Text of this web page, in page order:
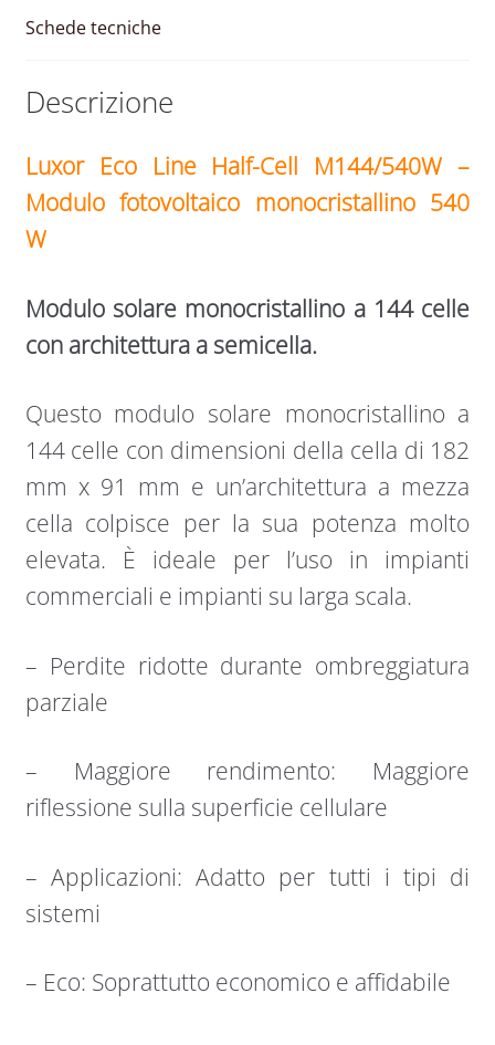
Schede tecniche
Descrizione
Luxor Eco Line Half-Cell M144/540W –
Modulo fotovoltaico monocristallino 540
W
Modulo solare monocristallino a 144 celle
con architettura a semicella.
Questo modulo solare monocristallino a
144 celle con dimensioni della cella di 182
mm x 91 mm e un’architettura a mezza
cella colpisce per la sua potenza molto
elevata. È ideale per l’uso in impianti
commerciali e impianti su larga scala.
– Perdite ridotte durante ombreggiatura
parziale
– Maggiore rendimento: Maggiore
riflessione sulla superficie cellulare
– Applicazioni: Adatto per tutti i tipi di
sistemi
– Eco: Soprattutto economico e affidabile